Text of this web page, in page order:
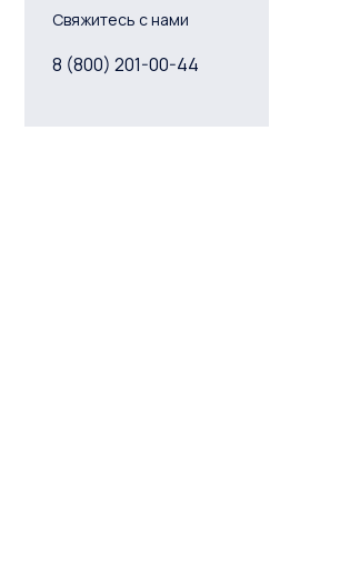
Свяжитесь с нами
8 (800) 201-00-44